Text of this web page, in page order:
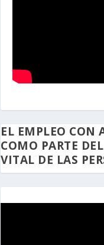
EL EMPLEO CON
COMO PARTE
VITAL DE LAS